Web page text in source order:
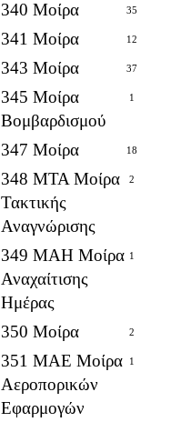
340 Μοίρα 35
341 Μοίρα 12
343 Μοίρα 37
345 Μοίρα
Βομβαρδισμού
1
347 Μοίρα 18
348 ΜΤΑ Μοίρα
Τακτικής
Αναγνώρισης
2
349 ΜΑΗ Μοίρα
Αναχαίτισης
Ημέρας
1
350 Μοίρα 2
351 ΜΑΕ Μοίρα
Αεροπορικών
Εφαρμογών
1